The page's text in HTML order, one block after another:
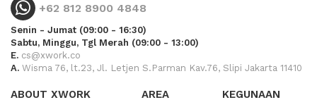
+62 812 8900 4848
Senin - Jumat (09:00 - 16:30)
Sabtu, Minggu, Tgl Merah (09:00 - 13:00)
E. cs@xwork.co
A. Wisma 76, lt.23, Jl. Letjen S.Parman Kav.76, Slipi Jakarta 11410
ABOUT XWORK AREA KEGUNAAN